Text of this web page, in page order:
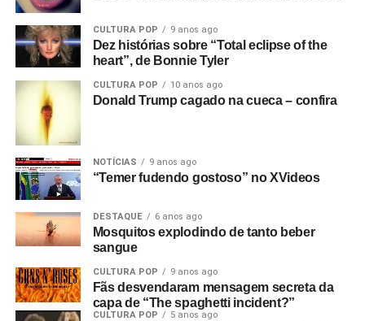
CULTURA POP 9 anos ago
Dez histórias sobre “Total eclipse of the
heart”, de Bonnie Tyler
CULTURA POP 10 anos ago
Donald Trump cagado na cueca – confira
NOTÍCIAS 9 anos ago
“Temer fudendo gostoso” no XVideos
DESTAQUE 6 anos ago
Mosquitos explodindo de tanto beber
sangue
CULTURA POP 9 anos ago
Fãs desvendaram mensagem secreta da
capa de “The spaghetti incident?”
CULTURA POP 5 anos ago